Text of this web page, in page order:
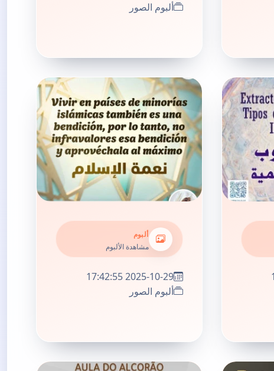
ألبوم الصور
ألبوم
مشاهدة الألبوم
2025-10-29 17:42:55
ألبوم الصور